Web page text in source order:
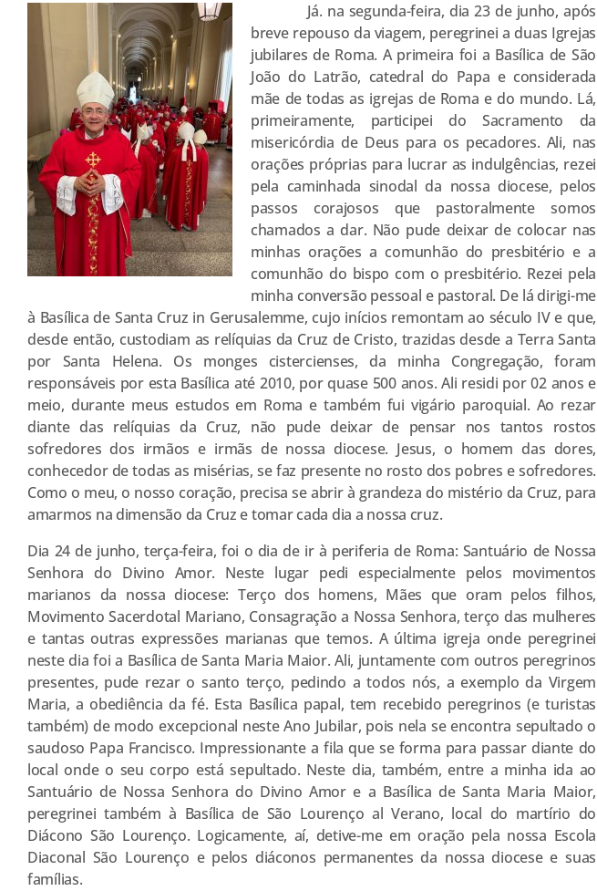
Já. na segunda-feira, dia 23 de junho, após
breve repouso da viagem, peregrinei a duas Igrejas
jubilares de Roma. A primeira foi a Basílica de São
João do Latrão, catedral do Papa e considerada
mãe de todas as igrejas de Roma e do mundo. Lá,
primeiramente, participei do Sacramento da
misericórdia de Deus para os pecadores. Ali, nas
orações próprias para lucrar as indulgências, rezei
pela caminhada sinodal da nossa diocese, pelos
passos corajosos que pastoralmente somos
chamados a dar. Não pude deixar de colocar nas
minhas orações a comunhão do presbitério e a
comunhão do bispo com o presbitério. Rezei pela
minha conversão pessoal e pastoral. De lá dirigi-me
à Basílica de Santa Cruz in Gerusalemme, cujo inícios remontam ao século IV e que,
desde então, custodiam as relíquias da Cruz de Cristo, trazidas desde a Terra Santa
por Santa Helena. Os monges cistercienses, da minha Congregação, foram
responsáveis por esta Basílica até 2010, por quase 500 anos. Ali residi por 02 anos e
meio, durante meus estudos em Roma e também fui vigário paroquial. Ao rezar
diante das relíquias da Cruz, não pude deixar de pensar nos tantos rostos
sofredores dos irmãos e irmãs de nossa diocese. Jesus, o homem das dores,
conhecedor de todas as misérias, se faz presente no rosto dos pobres e sofredores.
Como o meu, o nosso coração, precisa se abrir à grandeza do mistério da Cruz, para
amarmos na dimensão da Cruz e tomar cada dia a nossa cruz.
Dia 24 de junho, terça-feira, foi o dia de ir à periferia de Roma: Santuário de Nossa
Senhora do Divino Amor. Neste lugar pedi especialmente pelos movimentos
marianos da nossa diocese: Terço dos homens, Mães que oram pelos filhos,
Movimento Sacerdotal Mariano, Consagração a Nossa Senhora, terço das mulheres
e tantas outras expressões marianas que temos. A última igreja onde peregrinei
neste dia foi a Basílica de Santa Maria Maior. Ali, juntamente com outros peregrinos
presentes, pude rezar o santo terço, pedindo a todos nós, a exemplo da Virgem
Maria, a obediência da fé. Esta Basílica papal, tem recebido peregrinos (e turistas
também) de modo excepcional neste Ano Jubilar, pois nela se encontra sepultado o
saudoso Papa Francisco. Impressionante a fila que se forma para passar diante do
local onde o seu corpo está sepultado. Neste dia, também, entre a minha ida ao
Santuário de Nossa Senhora do Divino Amor e a Basílica de Santa Maria Maior,
peregrinei também à Basílica de São Lourenço al Verano, local do martírio do
Diácono São Lourenço. Logicamente, aí, detive-me em oração pela nossa Escola
Diaconal São Lourenço e pelos diáconos permanentes da nossa diocese e suas
famílias.